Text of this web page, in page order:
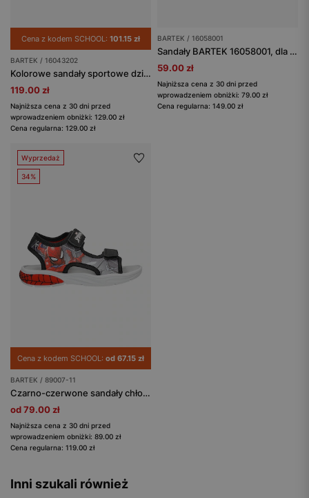
Cena z kodem SCHOOL: 101.15 zł
BARTEK / 16043202
Kolorowe sandały sportowe dziecięce na rzepy Bartek 16043202
119.00 zł
Najniższa cena z 30 dni przed
wprowadzeniem obniżki: 129.00 zł
Cena regularna: 129.00 zł
BARTEK / 16058001
Sandały BARTEK 16058001, dla dziewcząt, czarno-szary
59.00 zł
Najniższa cena z 30 dni przed
wprowadzeniem obniżki: 79.00 zł
Cena regularna: 149.00 zł
Wyprzedaż
34%
Cena z kodem SCHOOL: od 67.15 zł
BARTEK / 89007-11
Czarno-czerwone sandały chłopięce Spider-man BARTEK 89007-11
od 79.00 zł
Najniższa cena z 30 dni przed
wprowadzeniem obniżki: 89.00 zł
Cena regularna: 119.00 zł
Inni szukali również